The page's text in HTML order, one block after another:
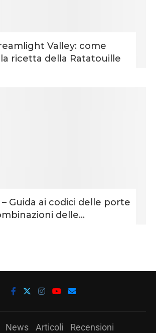
Valley: come
ricetta della Ratatouille
Guida ai codici delle porte
delle...
News Articoli Recensioni